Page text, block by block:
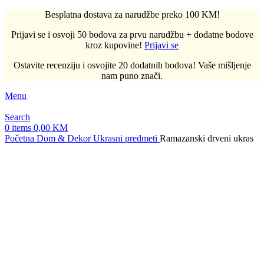
Besplatna dostava za narudžbe preko 100 KM!
Prijavi se i osvoji 50 bodova za prvu narudžbu + dodatne bodove
kroz kupovine! Prijavi se
Ostavite recenziju i osvojite 20 dodatnih bodova! Vaše mišljenje
nam puno znači.
Menu
Search
0 items 0,00 KM
Početna Dom & DekorUkrasni predmeti Ramazanski drveni ukras